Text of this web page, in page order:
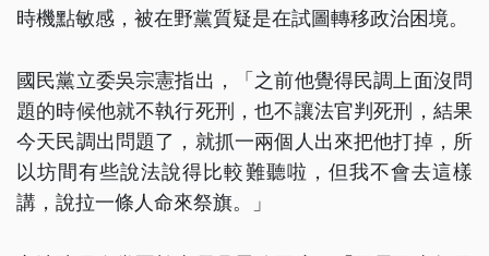
時機點敏感，被在野黨質疑是在試圖轉移政治困境。
國民黨立委吳宗憲指出，「之前他覺得民調上面沒問
題的時候他就不執行死刑，也不讓法官判死刑，結果
今天民調出問題了，就抓一兩個人出來把他打掉，所
以坊間有些說法說得比較難聽啦，但我不會去這樣
講，說拉一條人命來祭旗。」